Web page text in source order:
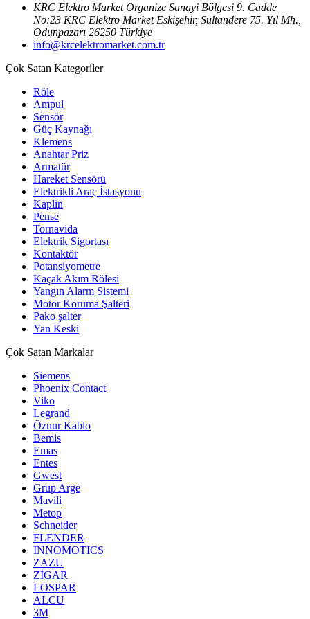
KRC Elektro Market Organize Sanayi Bölgesi 9. Cadde
No:23 KRC Elektro Market Eskişehir, Sultandere 75. Yıl Mh.,
Odunpazarı 26250 Türkiye
info@krcelektromarket.com.tr
Çok Satan Kategoriler
Röle
Ampul
Sensör
Güç Kaynağı
Klemens
Anahtar Priz
Armatür
Hareket Sensörü
Elektrikli Araç İstasyonu
Kaplin
Pense
Tornavida
Elektrik Sigortası
Kontaktör
Potansiyometre
Kaçak Akım Rölesi
Yangın Alarm Sistemi
Motor Koruma Şalteri
Pako şalter
Yan Keski
Çok Satan Markalar
Siemens
Phoenix Contact
Viko
Legrand
Öznur Kablo
Bemis
Emas
Entes
Gwest
Grup Arge
Mavili
Metop
Schneider
FLENDER
INNOMOTICS
ZAZU
ZİGAR
LOSPAR
ALCU
3M